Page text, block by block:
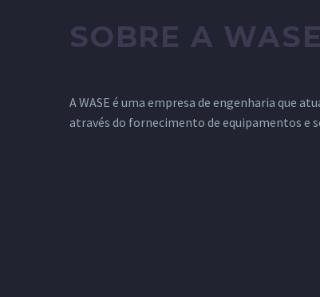
SOBRE A WASE
A WASE é uma empresa de engenharia que
através do fornecimento de equipamentos e